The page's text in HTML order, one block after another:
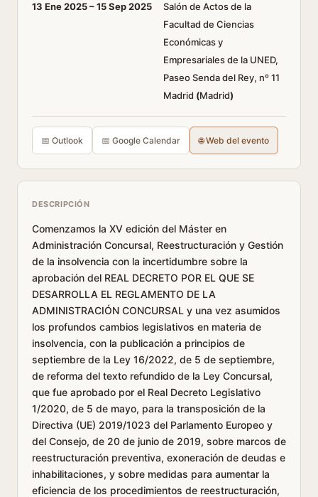
13 Ene 2025 –15 Sep 2025
Salón de Actos de la
Facultad de Ciencias
Económicas y
Empresariales de la UNED,
Paseo Senda del Rey, nº 11
Madrid (Madrid)
📅 Outlook 📅 Google Calendar 🌐 Web del evento
DESCRIPCIÓN
Comenzamos la XV edición del Máster en
Administración Concursal, Reestructuración y Gestión
de la insolvencia con la incertidumbre sobre la
aprobación del REAL DECRETO POR EL QUE SE
DESARROLLA EL REGLAMENTO DE LA
ADMINISTRACIÓN CONCURSAL y una vez asumidos
los profundos cambios legislativos en materia de
insolvencia, con la publicación a principios de
septiembre de la Ley 16/2022, de 5 de septiembre,
de reforma del texto refundido de la Ley Concursal,
que fue aprobado por el Real Decreto Legislativo
1/2020, de 5 de mayo, para la transposición de la
Directiva (UE) 2019/1023 del Parlamento Europeo y
del Consejo, de 20 de junio de 2019, sobre marcos de
reestructuración preventiva, exoneración de deudas e
inhabilitaciones, y sobre medidas para aumentar la
eficiencia de los procedimientos de reestructuración,